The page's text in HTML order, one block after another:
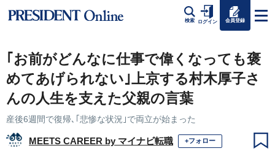
検索 ログイン 会員登録
｢お前がどんなに仕事で偉くなっても褒
めてあげられない｣上京する村木厚子さ
んの人生を支えた父親の言葉
産後6週間で復帰､｢悲惨な状況｣で両立が始まった
MEETS CAREER by マイナビ転職 +フォロー